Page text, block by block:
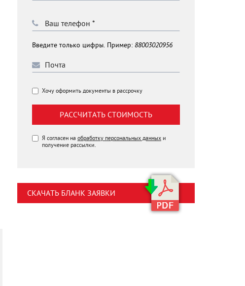
Введите только цифры. Пример: 88003020956
Хочу оформить документы в рассрочку
РАССЧИТАТЬ СТОИМОСТЬ
Я согласен на обработку персональных данных и
получение рассылки.
СКАЧАТЬ БЛАНК ЗАЯВКИ